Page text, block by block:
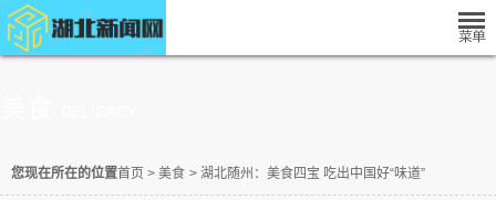
您现在所在的位置首页 > 美食 > 湖北随州：美食四宝 吃出中国好“味道”